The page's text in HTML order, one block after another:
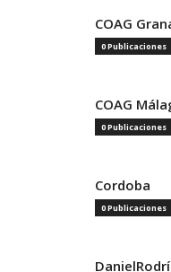
COAG
0 Publicaciones
COAG
0 Publicaciones
Cordoba
0 Publicaciones